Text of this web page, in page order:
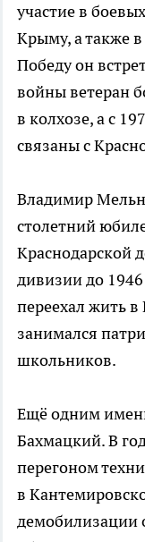
участие в
Крыму, а также
Победу он
войны ветеран
в колхозе, а с
связаны с
Владимир
столетний
Краснодарской
дивизии до
переехал жить в
занимался
школьников.
Ещё одним
Бахмацкий. В
перегоном
в
демобилизации